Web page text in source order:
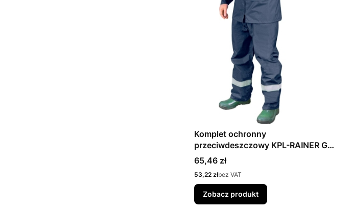
Komplet ochronny
przeciwdeszczowy KPL-RAINER G
REIS
Cena
65,46 zł
Cena
53,22 złbez VAT
Zobacz produkt